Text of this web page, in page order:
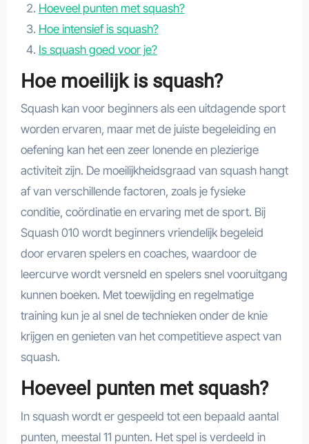
Hoeveel punten met squash?
Hoe intensief is squash?
Is squash goed voor je?
Hoe moeilijk is squash?
Squash kan voor beginners als een uitdagende sport
worden ervaren, maar met de juiste begeleiding en
oefening kan het een zeer lonende en plezierige
activiteit zijn. De moeilijkheidsgraad van squash hangt
af van verschillende factoren, zoals je fysieke
conditie, coördinatie en ervaring met de sport. Bij
Squash 010 wordt beginners vriendelijk begeleid
door ervaren spelers en coaches, waardoor de
leercurve wordt versneld en spelers snel vooruitgang
kunnen boeken. Met toewijding en regelmatige
training kun je al snel de technieken onder de knie
krijgen en genieten van het competitieve aspect van
squash.
Hoeveel punten met squash?
In squash wordt er gespeeld tot een bepaald aantal
punten, meestal 11 punten. Het spel is verdeeld in